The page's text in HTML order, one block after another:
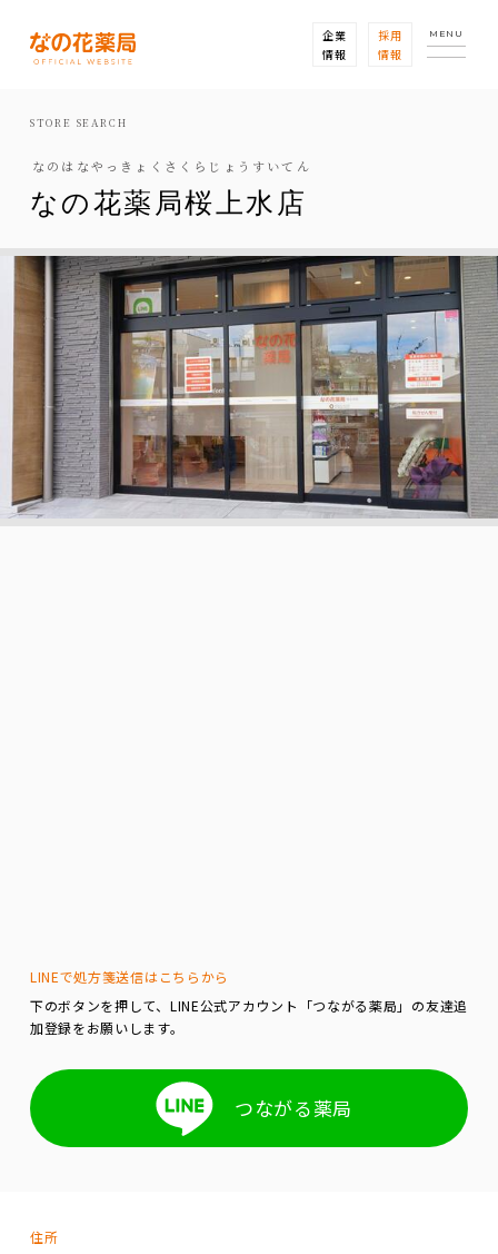
企業
情報
採用
情報
MENU
STORE SEARCH
なのはなやっきょくさくらじょうすいてん
なの花薬局桜上水店
LINEで処方箋送信はこちらから
下のボタンを押して、LINE公式アカウント「つながる薬局」の友達追
加登録をお願いします。
つながる薬局
住所